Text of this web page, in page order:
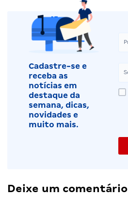
Cadastre-se e
receba as
notícias em
destaque da
semana, dicas,
novidades e
muito mais.
Deixe um comentário